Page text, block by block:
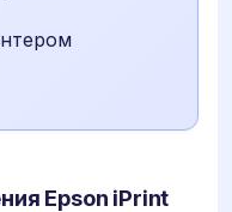
Epson iPrint